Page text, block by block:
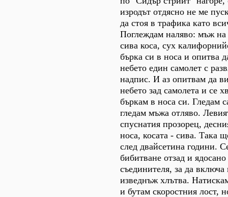
изродът отдясно не ме
да стоя в трафика като
Поглеждам наляво: мъж на
сива коса, сух
бърка си в носа и опитва
небето един самолет с
надпис. И аз опитвам да
небето зад самолета и се
бъркам в носа си. Гледам
гледам мъжа отляво.
спуснатия прозорец,
носа, косата - сива. Така
след двайсетина години.
бибитване отзад и
съединителя, за да
изведнъж хлътва.
и бутам скоростния лост,